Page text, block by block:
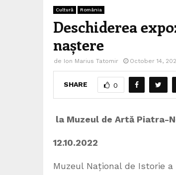
Cultură România
Deschiderea
naștere
de Ion Marius Tatomir October 14,
SHARE 0
la Muzeul de Artă Piatra-
12.10.2022
Muzeul Național de Istorie